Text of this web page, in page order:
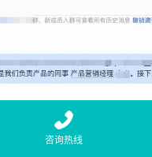
咨询热线